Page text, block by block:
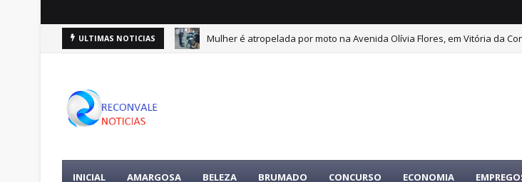
ULTIMAS NOTICIAS
DESTAQUES Mulher é atropelada por moto na Avenida Olívia Flores, em Vitória da
INICIAL AMARGOSA BELEZA BRUMADO CONCURSO ECONOMIA